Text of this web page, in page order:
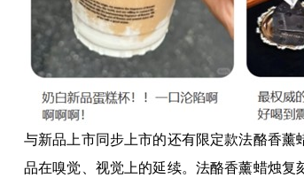
与新品上市同步上市的还有限定款法酪香
品在嗅觉、视觉上的延续。法酪香薰蜡烛